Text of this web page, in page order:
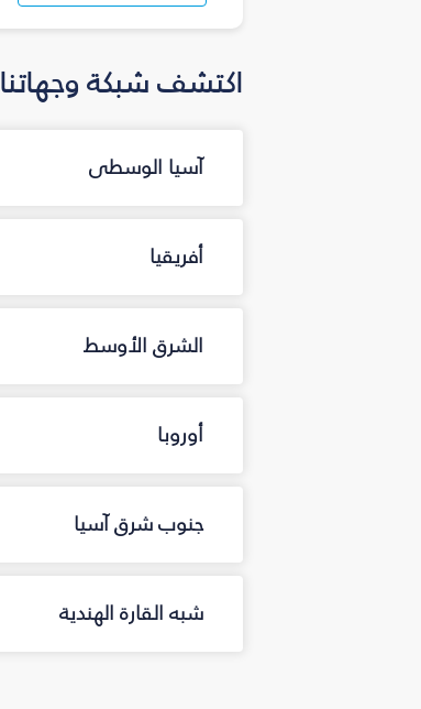
اكتشف شبكة وجهاتنا
آسيا الوسطى
أفريقيا
الشرق الأوسط
أوروبا
جنوب شرق آسيا
شبه القارة الهندية